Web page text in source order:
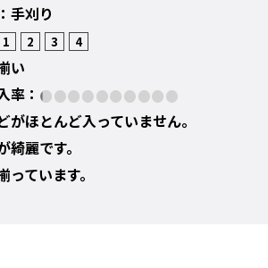
手刈り
1 2 3 4
い
率：
がほとんど入っていません。
綺麗です。
っています。